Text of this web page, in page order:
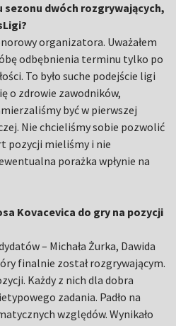
sezonu dwóch rozgrywających,
organizatora. Uważałem
odbębnienia terminu tylko po
To było suche podejście ligi
o zdrowie zawodników,
być w pierwszej
Nie chcieliśmy sobie pozwolić
pozycji mieliśmy i nie
porażka wpłynie na
Kovacevica do gry na pozycji
– Michała Żurka, Dawida
finalnie został rozgrywającym.
Każdy z nich dla dobra
zadania. Padło na
względów. Wynikało